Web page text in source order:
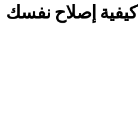
كيفية إصلاح نفسك